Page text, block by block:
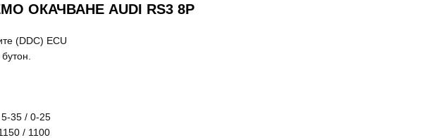
ОКАЧВАНЕ AUDI RS3 8P
(DDC) ECU
35 / 0-25
/ 1100